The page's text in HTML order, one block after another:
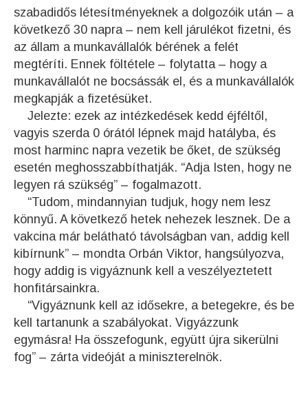
szabadidős létesítményeknek a dolgozóik után – a
következő 30 napra – nem kell járulékot fizetni, és
az állam a munkavállalók bérének a felét
megtéríti. Ennek föltétele – folytatta – hogy a
munkavállalót ne bocsássák el, és a munkavállalók
megkapják a fizetésüket.
Jelezte: ezek az intézkedések kedd éjféltől,
vagyis szerda 0 órától lépnek majd hatályba, és
most harminc napra vezetik be őket, de szükség
esetén meghosszabbíthatják. “Adja Isten, hogy ne
legyen rá szükség” – fogalmazott.
“Tudom, mindannyian tudjuk, hogy nem lesz
könnyű. A következő hetek nehezek lesznek. De a
vakcina már belátható távolságban van, addig kell
kibírnunk” – mondta Orbán Viktor, hangsúlyozva,
hogy addig is vigyáznunk kell a veszélyeztetett
honfitársainkra.
“Vigyáznunk kell az idősekre, a betegekre, és be
kell tartanunk a szabályokat. Vigyázzunk
egymásra! Ha összefogunk, együtt újra sikerülni
fog” – zárta videóját a miniszterelnök.